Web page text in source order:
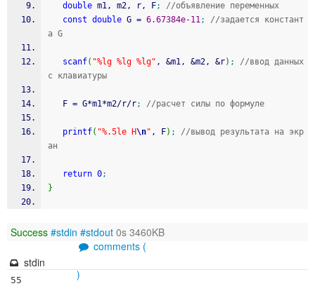
double m1, m2, r, F;
//объявление переменных
const double G = 6.67384e-11;
//задается констант
а G
scanf( "%lg %lg %lg" , &m1, &m2, &r) ;
//ввод данных
с клавиатуры
   F
= G*m1*m2/r/r; //расчет силы по формуле
printf( "%.5le H\n" , F) ;
//вывод результата на экр
ан
return 0;
}
Success #stdin #stdout 0s 3460KB
comments (
)
stdin
55